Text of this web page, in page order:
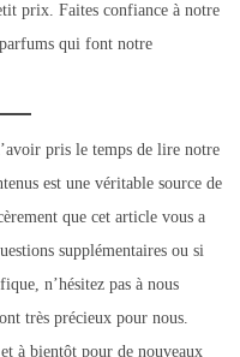
prix. Faites confiance à notre
qui font notre
pris le temps de lire notre
est une véritable source de
que cet article vous a
supplémentaires ou si
n’hésitez pas à nous
très précieux pour nous.
à bientôt pour de nouveaux